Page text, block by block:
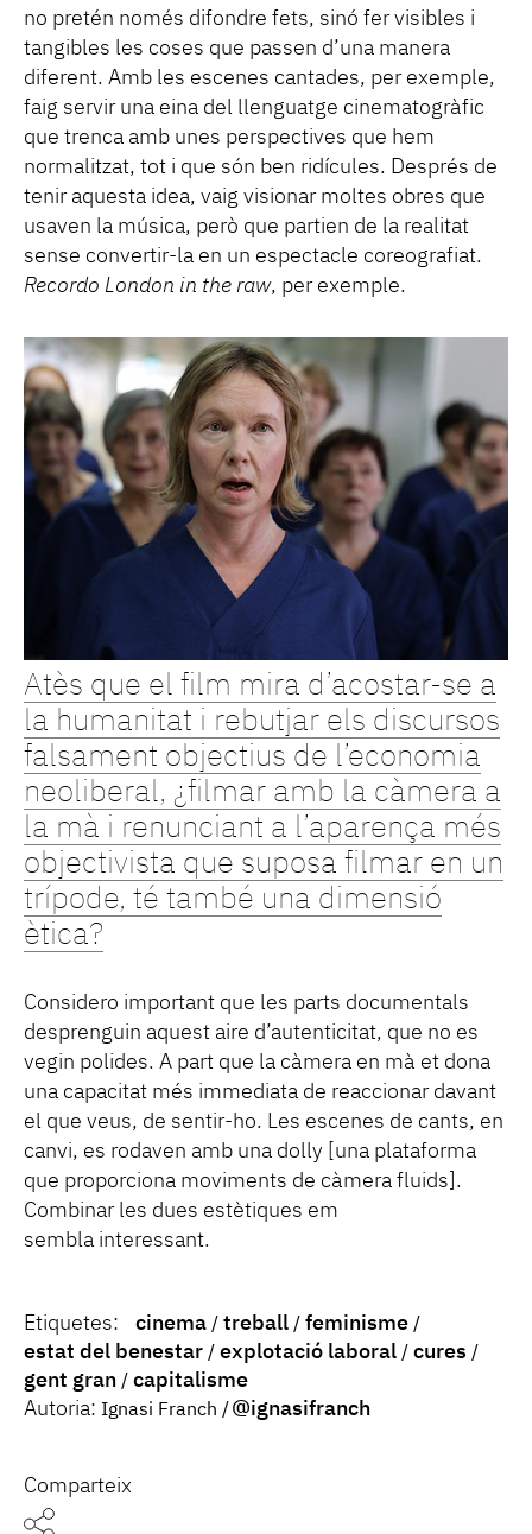
no pretén només difondre fets, sinó fer visibles i
tangibles les coses que passen d’una manera
diferent. Amb les escenes cantades, per exemple,
faig servir una eina del llenguatge cinematogràfic
que trenca amb unes perspectives que hem
normalitzat, tot i que són ben ridícules. Després de
tenir aquesta idea, vaig visionar moltes obres que
usaven la música, però que partien de la realitat
sense convertir-la en un espectacle coreografiat.
Recordo London in the raw, per exemple.
Atès que el film mira d’acostar-se a
la humanitat i rebutjar els discursos
falsament objectius de l’economia
neoliberal, ¿filmar amb la càmera a
la mà i renunciant a l’aparença més
objectivista que suposa filmar en un
trípode, té també una dimensió
ètica?
Considero important que les parts documentals
desprenguin aquest aire d’autenticitat, que no es
vegin polides. A part que la càmera en mà et dona
una capacitat més immediata de reaccionar davant
el que veus, de sentir-ho. Les escenes de cants, en
canvi, es rodaven amb una dolly [una plataforma
que proporciona moviments de càmera fluids].
Combinar les dues estètiques em
sembla interessant.
Etiquetes: cinema treball
feminisme
estat del benestar
explotació laboral
cures
gent gran
capitalisme
Autoria: Ignasi Franch @ignasifranch
Comparteix